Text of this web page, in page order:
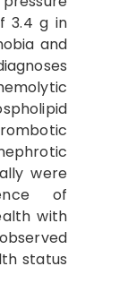
3.4 g in
and
were
of
with
status